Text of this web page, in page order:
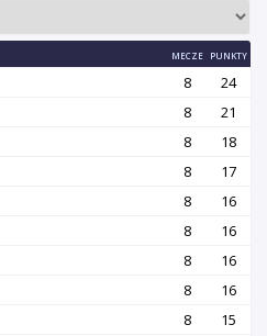
MECZE PUNKTY
8
24
8
21
8
18
8
17
8
16
8
16
8
16
8
16
8
15